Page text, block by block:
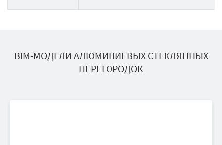
BIM-МОДЕЛИ АЛЮМИНИЕВЫХ СТЕКЛЯННЫХ
ПЕРЕГОРОДОК